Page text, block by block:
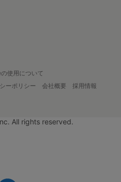
使用について
ーポリシー 会社概要
採用情報
All rights reserved.